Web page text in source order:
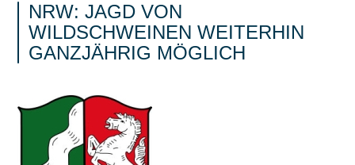
NRW: JAGD VON
WILDSCHWEINEN WEITERHIN
GANZJÄHRIG MÖGLICH